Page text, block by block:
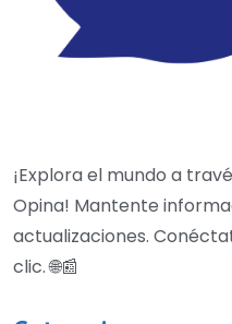
¡Explora el mundo a
Opina! Mantente
actualizaciones.
clic. 🌐📰